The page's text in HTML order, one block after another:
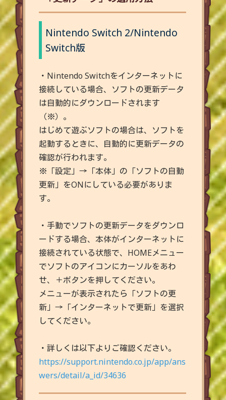
Nintendo Switch 2/Nintendo
Switch版
・Nintendo Switchをインターネットに
接続している場合、ソフトの更新データ
は自動的にダウンロードされます
（※）。
はじめて遊ぶソフトの場合は、ソフトを
起動するときに、自動的に更新データの
確認が行われます。
※「設定」→「本体」の「ソフトの自動
更新」をONにしている必要がありま
す。
・手動でソフトの更新データをダウンロ
ードする場合、本体がインターネットに
接続されている状態で、HOMEメニュー
でソフトのアイコンにカーソルをあわ
せ、＋ボタンを押してください。
メニューが表示されたら「ソフトの更
新」→「インターネットで更新」を選択
してください。
・詳しくは以下よりご確認ください。
https://support.nintendo.co.jp/app/ans
wers/detail/a_id/34636